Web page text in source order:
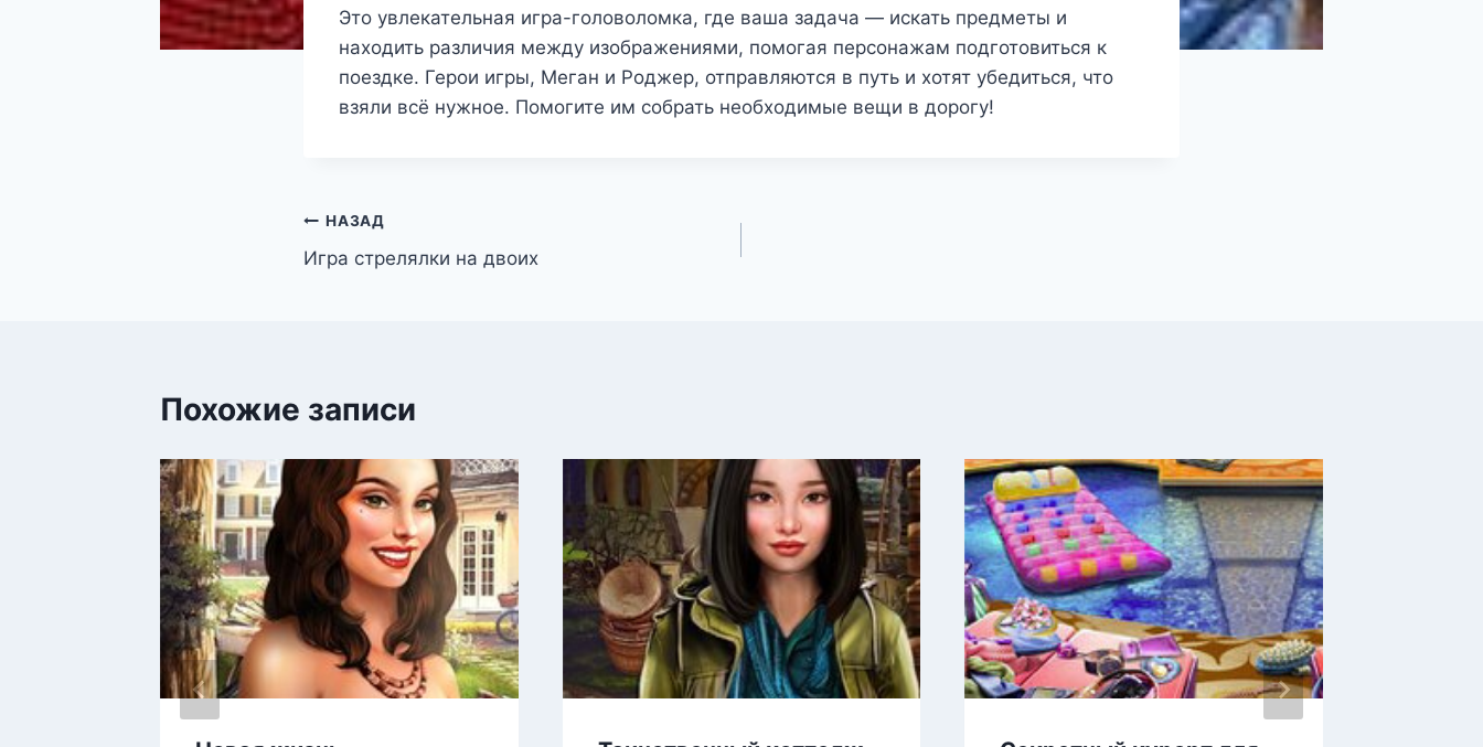
Это увлекательная игра-головоломка, где ваша задача — искать предметы и
находить различия между изображениями, помогая персонажам подготовиться к
поездке. Герои игры, Меган и Роджер, отправляются в путь и хотят убедиться, что
взяли всё нужное. Помогите им собрать необходимые вещи в дорогу!
Навигация
по
НАЗАД
Игра стрелялки на двоих
Похожие записи